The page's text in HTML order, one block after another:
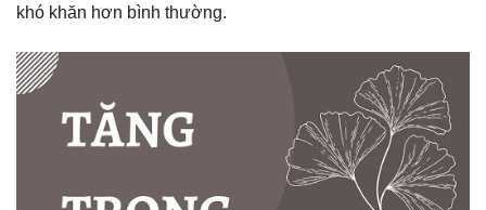
khó khăn hơn bình thường.